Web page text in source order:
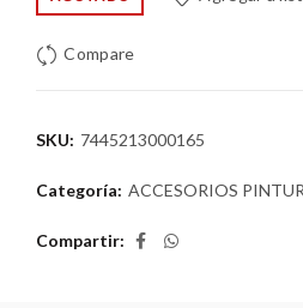
Compare
SKU: 7445213000165
Categoría: ACCESORIOS
Compartir